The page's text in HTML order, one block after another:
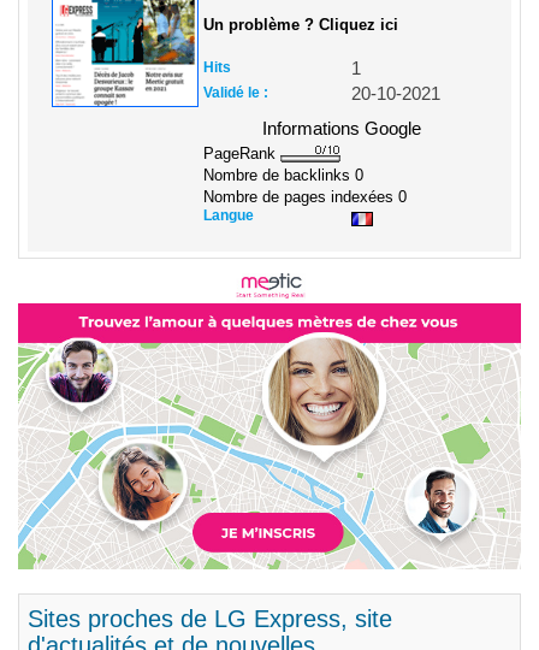
Un problème ? Cliquez ici
Hits 1
Validé le :
20-10-2021
Informations Google
PageRank
Nombre de backlinks 0
Nombre de pages indexées 0
Langue
Sites proches de LG Express, site